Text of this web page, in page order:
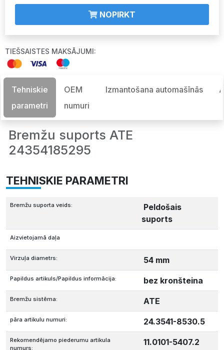
NOPIRKT
TIEŠSAISTES MAKSĀJUMI:
Tehniskie
parametri
OEM
numuri
Izmantošana automašīnās
Bremžu suports ATE
24354185295
TEHNISKIE PARAMETRI
Bremžu suporta veids:
Peldošais
suports
Aizvietojamā daļa
Virzuļa diametrs: 54 mm
Papildus artikuls/Papildus informācija: bez kronšteina
Bremžu sistēma: ATE
pāra artikulu numuri: 24.3541-8530.5
Rekomendējamo piederumu artikula
numurs:
11.0101-5407.2